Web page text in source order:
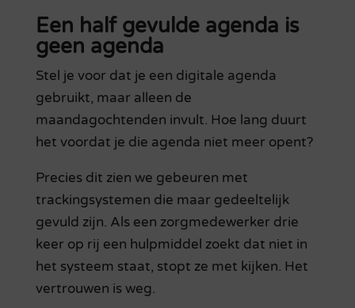
Een half gevulde agenda is
geen agenda
Stel je voor dat je een digitale agenda
gebruikt, maar alleen de
maandagochtenden invult. Hoe lang duurt
het voordat je die agenda niet meer opent?
Precies dit zien we gebeuren met
trackingsystemen die maar gedeeltelijk
gevuld zijn. Als een zorgmedewerker drie
keer op rij een hulpmiddel zoekt dat niet in
het systeem staat, stopt ze met kijken. Het
vertrouwen is weg.